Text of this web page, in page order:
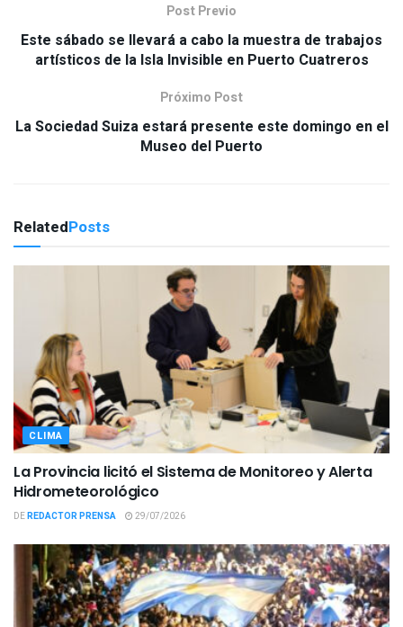
Post Previo
Este sábado se llevará a cabo la muestra de trabajos
artísticos de la Isla Invisible en Puerto Cuatreros
Próximo Post
La Sociedad Suiza estará presente este domingo en el
Museo del Puerto
RelatedPosts
CLIMA
La Provincia licitó el Sistema de Monitoreo y Alerta
Hidrometeorológico
DEREDACTOR PRENSA 29/07/2026